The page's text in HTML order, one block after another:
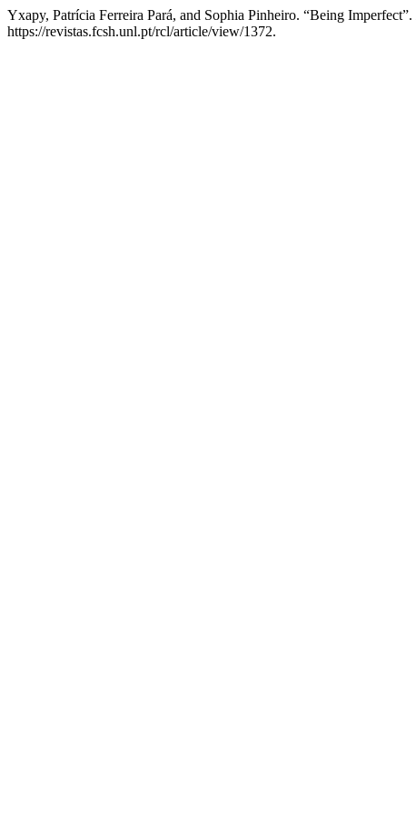
Yxapy, Patrícia Ferreira Pará, and Sophia Pinheiro. “Being Imperfect”.
https://revistas.fcsh.unl.pt/rcl/article/view/1372.